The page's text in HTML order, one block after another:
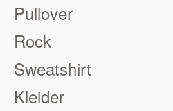
Pullover
Rock
Sweatshirt
Kleider